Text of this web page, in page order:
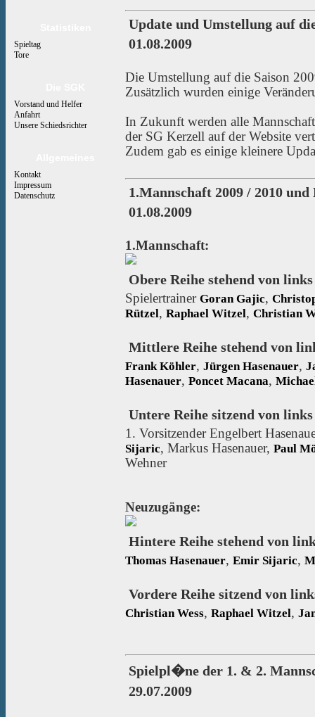
Spieltag
Tore
Vorstand und Helfer
Anfahrt
Unsere Schiedsrichter
Kontakt
Impressum
Datenschutz
Update und Umstellung auf
01.08.2009
Die Umstellung auf die Saison
Zusätzlich wurden einige
In Zukunft werden alle
der SG Kerzell auf der Website
Zudem gab es einige kleinere
1.Mannschaft 2009 / 2010 und
01.08.2009
1.Mannschaft:
Obere Reihe stehend von
Spielertrainer Goran Gajic,
Rützel, Raphael Witzel, Christian
Mittlere Reihe stehend von
Frank Köhler, Jürgen Hasenauer,
Hasenauer, Poncet Macana,
Untere Reihe sitzend von
1. Vorsitzender Engelbert
Sijaric, Markus Hasenauer, Paul
Wehner
Neuzugänge:
Hintere Reihe stehend von
Thomas Hasenauer, Emir Sijaric,
Vordere Reihe sitzend von
Christian Wess, Raphael Witzel,
Spielpl�ne der 1. & 2.
29.07.2009